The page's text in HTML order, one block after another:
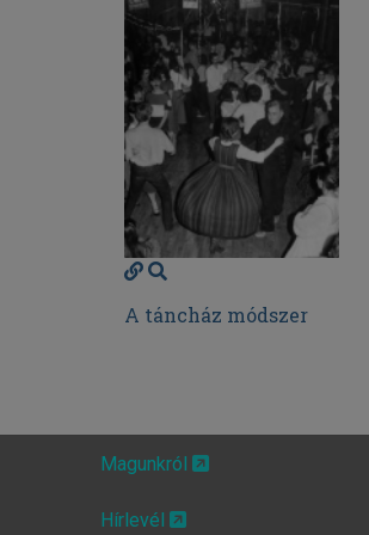
A táncház módszer
Magunkról
Hírlevél